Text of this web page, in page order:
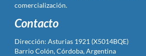
comercialización.
Contacto
Dirección: Asturias 1921 (X5014BQE)
Barrio Colón, Córdoba, Argentina